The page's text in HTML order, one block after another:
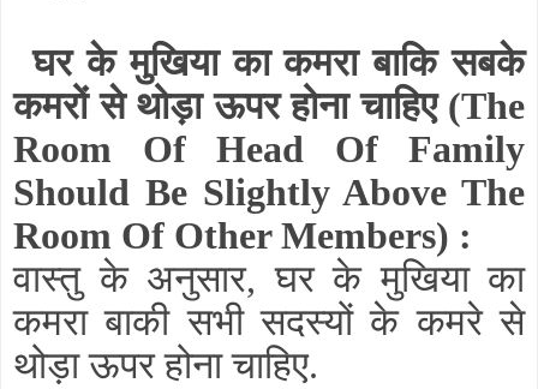
घर के मुखिया का कमरा बाकि सबके
कमरों से थोड़ा ऊपर होना चाहिए(The
Room Of Head Of Family
Should Be Slightly Above The
Room Of Other Members) :
वास्तु के अनुसार, घर के मुखिया का
कमरा बाकी सभी सदस्यों के कमरे से
थोड़ा ऊपर होना चाहिए.